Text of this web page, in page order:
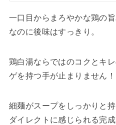
一口目からまろやかな鶏の
なのに後味はすっきり。
鶏白湯ならではのコクとキ
ゲを持つ手が止まりません！
細麺がスープをしっかりと
ダイレクトに感じられる完